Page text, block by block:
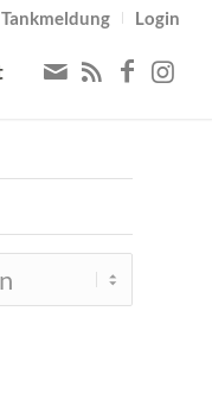
Tankmeldung Login